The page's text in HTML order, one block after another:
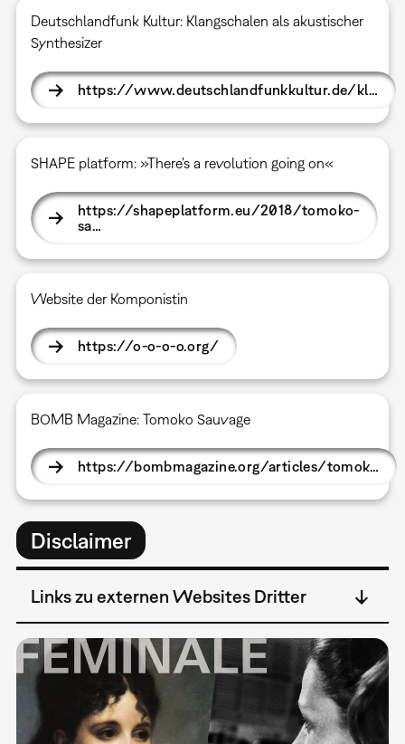
Deutschlandfunk Kultur: Klangschalen als akustischer
Synthesizer
https://www.deutschlandfunkkultur.de/kl…
SHAPE platform: »There's a revolution going on«
https://shapeplatform.eu/2018/tomoko-
sa…
Website der Komponistin
https://o-o-o-o.org/
BOMB Magazine: Tomoko Sauvage
https://bombmagazine.org/articles/tomok…
Disclaimer
Links zu externen Websites Dritter